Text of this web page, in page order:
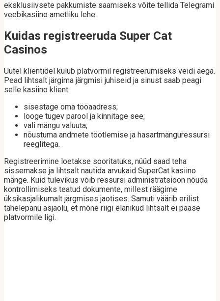
eksklusiivsete pakkumiste saamiseks võite tellida Telegrami
veebikasiino ametliku lehe.
Kuidas registreeruda Super Cat
Casinos
Uutel klientidel kulub platvormil registreerumiseks veidi aega.
Pead lihtsalt järgima järgmisi juhiseid ja sinust saab peagi
selle kasiino klient:
sisestage oma tööaadress;
looge tugev parool ja kinnitage see;
vali mängu valuuta;
nõustuma andmete töötlemise ja hasartmänguressursi
reeglitega.
Registreerimine loetakse sooritatuks, nüüd saad teha
sissemakse ja lihtsalt nautida arvukaid SuperCat kasiino
mänge. Kuid tulevikus võib ressursi administratsioon nõuda
kontrollimiseks teatud dokumente, millest räägime
üksikasjalikumalt järgmises jaotises. Samuti väärib erilist
tähelepanu asjaolu, et mõne riigi elanikud lihtsalt ei pääse
platvormile ligi.